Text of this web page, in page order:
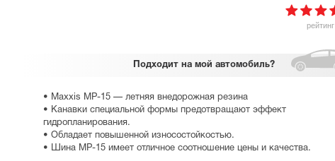
рейтинг
Подходит на мой автомобиль?
• Maxxis MP-15 — летняя внедорожная резина
• Канавки специальной формы предотвращают эффект
гидропланирования.
• Обладает повышенной износостойкостью.
• Шина MP-15 имеет отличное соотношение цены и качества.